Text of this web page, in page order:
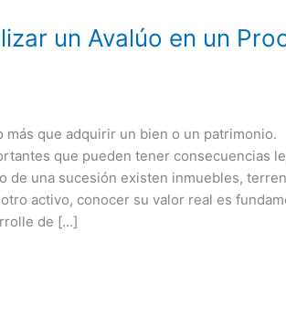
un Avalúo en un
que adquirir un bien o un patrimonio.
que pueden tener consecuencias
de una sucesión existen inmuebles,
activo, conocer su valor real es
de […]